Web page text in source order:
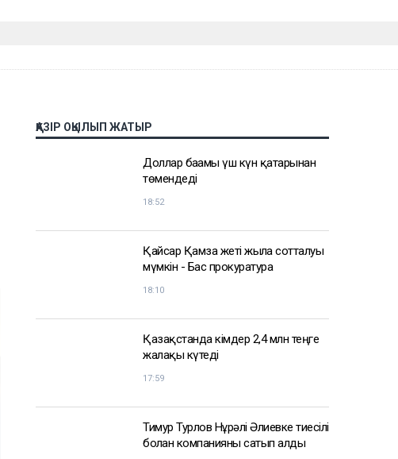
ҚАЗІР ОҚЫЛЫП ЖАТЫР
Доллар бағамы үш күн қатарынан
төмендеді
18:52
Қайсар Қамза жеті жылға сотталуы
мүмкін - Бас прокуратура
18:10
Қазақстанда кімдер 2,4 млн теңге
жалақы күтеді
17:59
Тимур Турлов Нұрәлі Әлиевке тиесілі
болған компанияны сатып алды